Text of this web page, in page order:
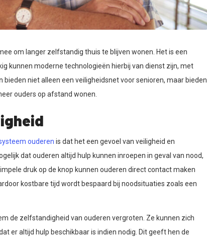
om langer zelfstandig thuis te blijven wonen. Het is een
kunnen moderne technologieën hierbij van dienst zijn, met
bieden niet alleen een veiligheidsnet voor senioren, maar bieden
ouders op afstand wonen.
ouderen is dat het een gevoel van veiligheid en
dat ouderen altijd hulp kunnen inroepen in geval van nood,
druk op de knop kunnen ouderen direct contact maken
kostbare tijd wordt bespaard bij noodsituaties zoals een
de zelfstandigheid van ouderen vergroten. Ze kunnen zich
er altijd hulp beschikbaar is indien nodig. Dit geeft hen de